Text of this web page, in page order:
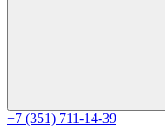
+7 (351) 711-14-39